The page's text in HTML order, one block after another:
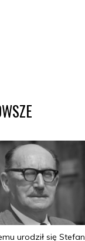
urodził się Stefan